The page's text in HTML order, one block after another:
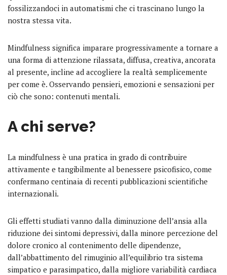
fossilizzandoci in automatismi che ci trascinano lungo la
nostra stessa vita.
Mindfulness significa imparare progressivamente a tornare a
una forma di attenzione rilassata, diffusa, creativa, ancorata
al presente, incline ad accogliere la realtà semplicemente
per come è. Osservando pensieri, emozioni e sensazioni per
ciò che sono: contenuti mentali.
A chi serve?
La mindfulness è una pratica in grado di contribuire
attivamente e tangibilmente al benessere psicofisico, come
confermano centinaia di recenti pubblicazioni scientifiche
internazionali.
Gli effetti studiati vanno dalla diminuzione dell’ansia alla
riduzione dei sintomi depressivi, dalla minore percezione del
dolore cronico al contenimento delle dipendenze,
dall’abbattimento del rimuginio all’equilibrio tra sistema
simpatico e parasimpatico, dalla migliore variabilità cardiaca